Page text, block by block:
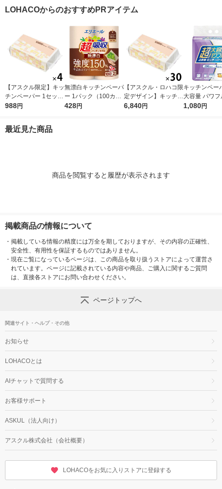
タオル 日本製紙クレ
LOHACOからのおすすめPRアイテム
【アスクル限定】キッ
チンペーパー 1セット
（200組×4）スコッテ
タオル 日本製紙クレ
988円
無漂白キッチンペーパ
ー 1パック（100カッ
ト×2ロール）超吸収
428円
【アスクル・ロハコ限
定デザイン】キッチン
ペーパー スコッティ
6,840円
キッチンペー
大容量 パワ
巻 キッチン
1,080円
最近見た商品
商品を閲覧すると履歴が表示されます
掲載商品の情報について
・ 掲載している情報の精度には万全を期しておりますが、その内容の正確性、
安全性、有用性を保証するものではありません。
・ 現在ご覧になっているページは、この商品を取り扱うストアによって運営さ
れています。ページに記載されている内容や商品、ご購入に関するご質問
は、直接各ストアにお問い合わせください。
ページトップへ
関連サイト・ヘルプ・その他
お知らせ
LOHACOとは
AIチャットで質問する
お客様サポート
ASKUL（法人向け）
アスクル株式会社（会社概要）
LOHACOをお気に入りストアに登録する